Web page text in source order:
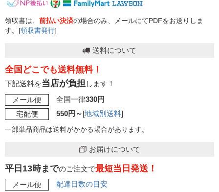
領収書は、 前払い決済の場合のみ、メールにてPDFをお送りしま
す。[領収書発行]
送料について
全国どこでも送料無料！
下記送料を当店が負担します！
メール便
全国一律330円
宅配便
550円～[地域別送料]
一部単品商品は送料がかかる場合があります。
お届けについて
平日13時までのご注文で最短当日発送！
メール便
配達日数の目安